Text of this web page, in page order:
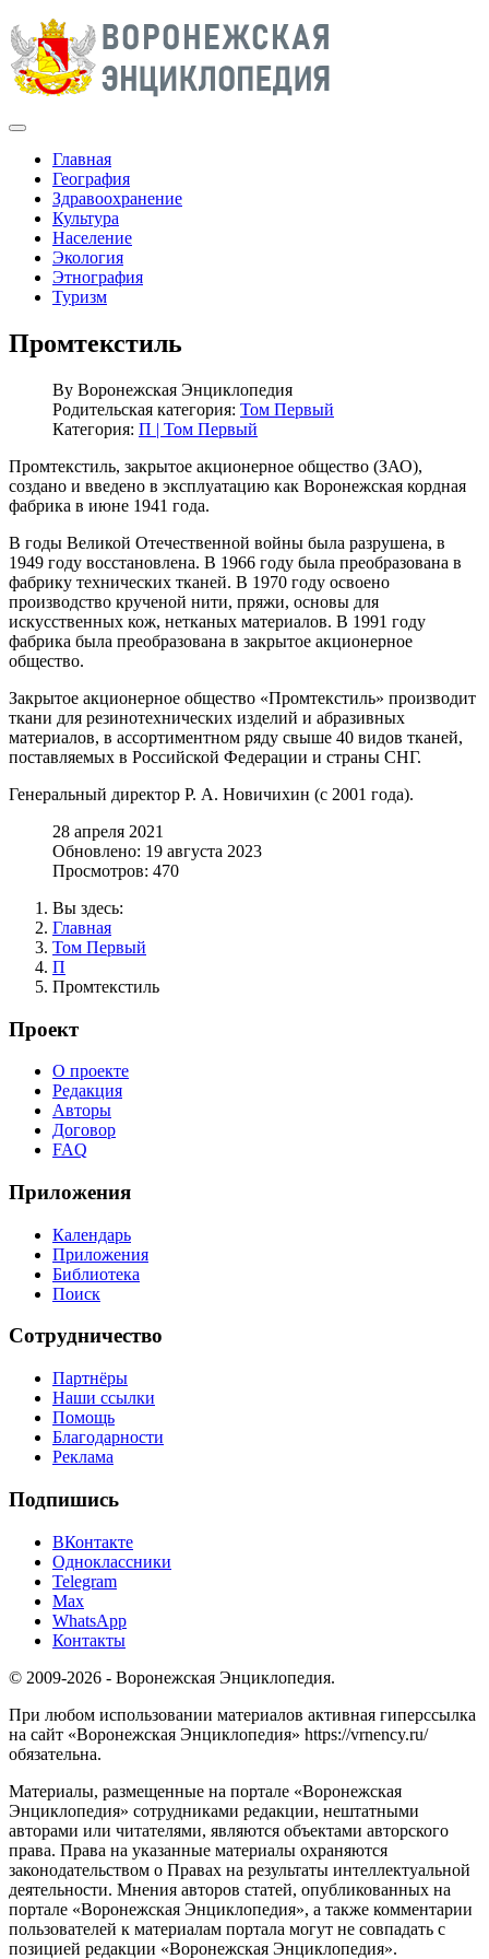
Главная
География
Здравоохранение
Культура
Население
Экология
Этнография
Туризм
Промтекстиль
By Воронежская Энциклопедия
Родительская категория: Том Первый
Категория: П | Том Первый
Промтекстиль, закрытое акционерное общество (ЗАО),
создано и введено в эксплуатацию как Воронежская кордная
фабрика в июне 1941 года.
В годы Великой Отечественной войны была разрушена, в
1949 году восстановлена. В 1966 году была преобразована в
фабрику технических тканей. В 1970 году освоено
производство крученой нити, пряжи, основы для
искусственных кож, нетканых материалов. В 1991 году
фабрика была преобразована в закрытое акционерное
общество.
Закрытое акционерное общество «Промтекстиль» производит
ткани для резинотехнических изделий и абразивных
материалов, в ассортиментном ряду свыше 40 видов тканей,
поставляемых в Российской Федерации и страны СНГ.
Генеральный директор Р. А. Новичихин (с 2001 года).
28 апреля 2021
Обновлено: 19 августа 2023
Просмотров: 470
Вы здесь:
Главная
Том Первый
П
Промтекстиль
Проект
О проекте
Редакция
Авторы
Договор
FAQ
Приложения
Календарь
Приложения
Библиотека
Поиск
Сотрудничество
Партнёры
Наши ссылки
Помощь
Благодарности
Реклама
Подпишись
ВКонтакте
Одноклассники
Telegram
Max
WhatsApp
Контакты
© 2009-2026 - Воронежская Энциклопедия.
При любом использовании материалов активная гиперссылка
на сайт «Воронежская Энциклопедия» https://vrnency.ru/
обязательна.
Материалы, размещенные на портале «Воронежская
Энциклопедия» сотрудниками редакции, нештатными
авторами или читателями, являются объектами авторского
права. Права на указанные материалы охраняются
законодательством о Правах на результаты интеллектуальной
деятельности. Мнения авторов статей, опубликованных на
портале «Воронежская Энциклопедия», а также комментарии
пользователей к материалам портала могут не совпадать с
позицией редакции «Воронежская Энциклопедия».